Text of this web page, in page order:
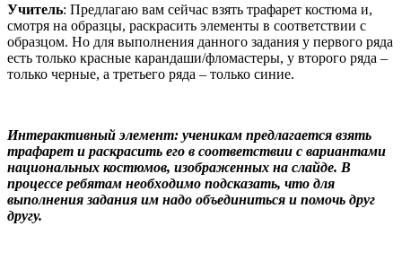
Учитель: Предлагаю вам сейчас взять трафарет костюма и,
смотря на образцы, раскрасить элементы в соответствии с
образцом. Но для выполнения данного задания у первого ряда
есть только красные карандаши/фломастеры, у второго ряда –
только черные, а третьего ряда – только синие.
Интерактивный элемент: ученикам предлагается взять
трафарет и раскрасить его в соответствии с вариантами
национальных костюмов, изображенных на слайде. В
процессе ребятам необходимо подсказать, что для
выполнения задания им надо объединиться и помочь друг
другу.